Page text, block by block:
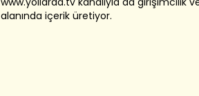
alanında içerik üretiyor.